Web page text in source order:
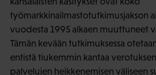
työmarkkinailmastotutkimusjakson
vuodesta 1995 alkaen muuttuneet
Tämän kevään tutkimuksessa
entistä tiukemmin kantaa
palvelujen heikkenemisen väliseen